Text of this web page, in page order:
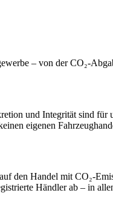
– von der CO₂-
und Integrität sind
eigenen
Handel mit CO₂-
Händler ab – in